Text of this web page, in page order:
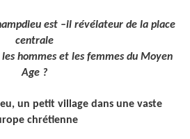
est –il révélateur de la place
centrale
les hommes et les femmes du Moyen
Age ?
un petit village dans une vaste
chrétienne